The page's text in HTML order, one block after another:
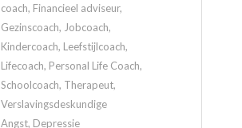
coach, Financieel adviseur,
Gezinscoach, Jobcoach,
Kindercoach, Leefstijlcoach,
Lifecoach, Personal Life Coach,
Schoolcoach, Therapeut,
Verslavingsdeskundige
Angst, Depressie